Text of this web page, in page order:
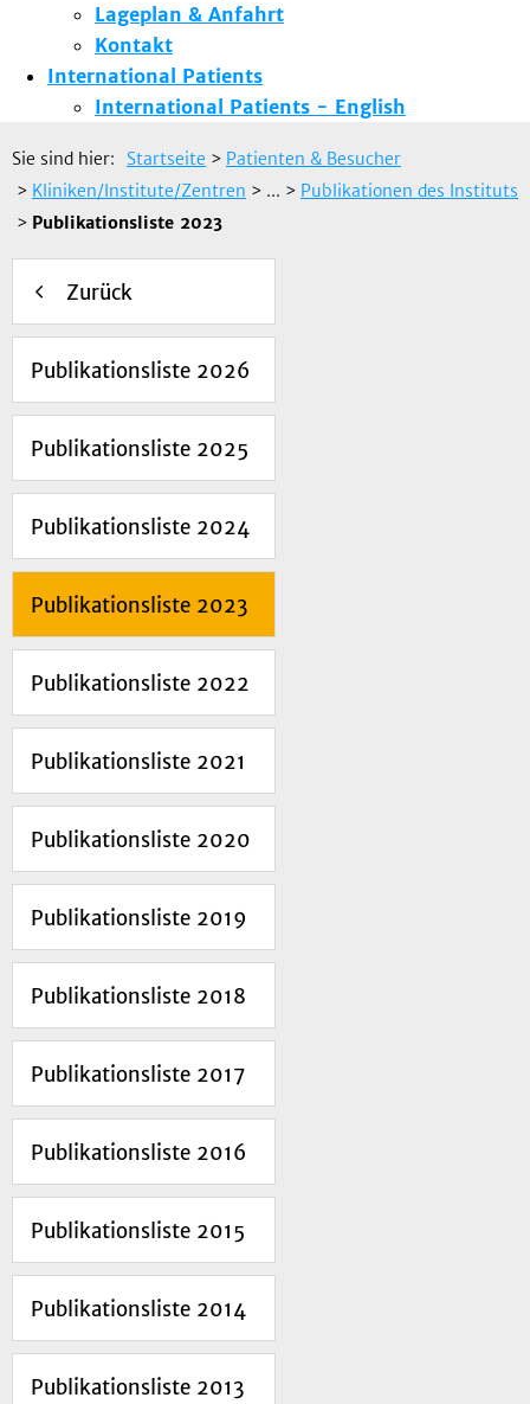
Lageplan & Anfahrt
Kontakt
International Patients
International Patients - English
Sie sind hier: Startseite > Patienten & Besucher
> Kliniken/Institute/Zentren > ... > Publikationen des Instituts
> Publikationsliste 2023
Zurück
Publikationsliste 2026
Publikationsliste 2025
Publikationsliste 2024
Publikationsliste 2023
Publikationsliste 2022
Publikationsliste 2021
Publikationsliste 2020
Publikationsliste 2019
Publikationsliste 2018
Publikationsliste 2017
Publikationsliste 2016
Publikationsliste 2015
Publikationsliste 2014
Publikationsliste 2013